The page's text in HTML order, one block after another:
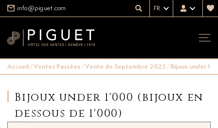
info@piguet.com FR
Accueil/Ventes Passées/Vente de Septembre 2025/Bijoux under
Bijoux under 1'000 (bijoux en
dessous de 1'000)